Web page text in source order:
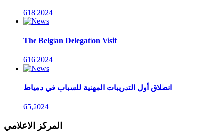
618,2024
The Belgian Delegation Visit
616,2024
انطلاق أول التدريبات المهنية للشباب في دمياط
65,2024
المركز الاعلامي